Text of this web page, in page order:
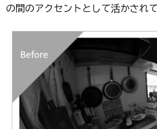
の間のアクセントとして活かされて